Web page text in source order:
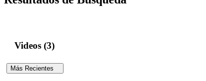
Videos (3)
Más Recientes